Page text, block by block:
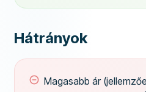
Hátrányok
Magasabb ár